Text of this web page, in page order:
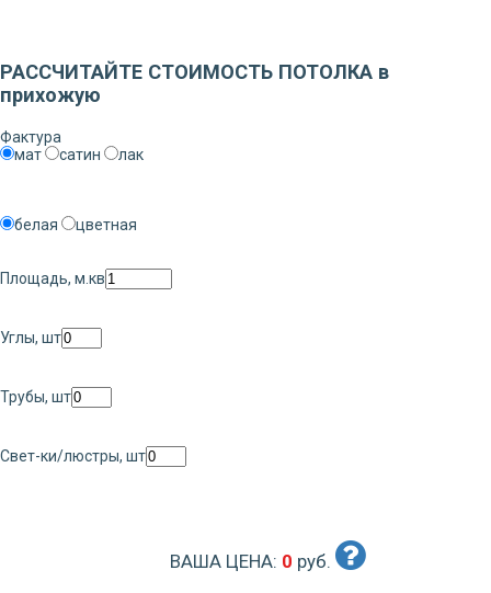
РАССЧИТАЙТЕ СТОИМОСТЬ ПОТОЛКА в
прихожую
Фактура
мат
сатин лак
белая цветная
Площадь, м.кв
Углы, шт
Трубы, шт
Свет-ки/люстры, шт
ВАША ЦЕНА: 0 руб.